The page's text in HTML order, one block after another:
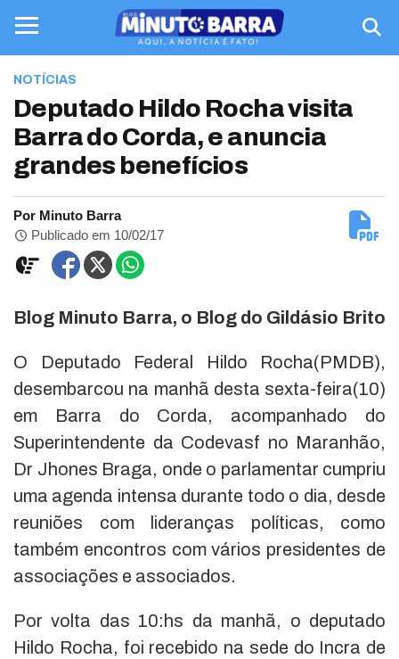
NOTÍCIAS
Deputado Hildo Rocha visita
Barra do Corda, e anuncia
grandes benefícios
Por Minuto Barra
Publicado em 10/02/17
Blog Minuto Barra, o Blog do Gildásio Brito
O Deputado Federal Hildo Rocha(PMDB),
desembarcou na manhã desta sexta-feira(10)
em Barra do Corda, acompanhado do
Superintendente da Codevasf no Maranhão,
Dr Jhones Braga, onde o parlamentar cumpriu
uma agenda intensa durante todo o dia, desde
reuniões com lideranças políticas, como
também encontros com vários presidentes de
associações e associados.
Por volta das 10:hs da manhã, o deputado
Hildo Rocha, foi recebido na sede do Incra de